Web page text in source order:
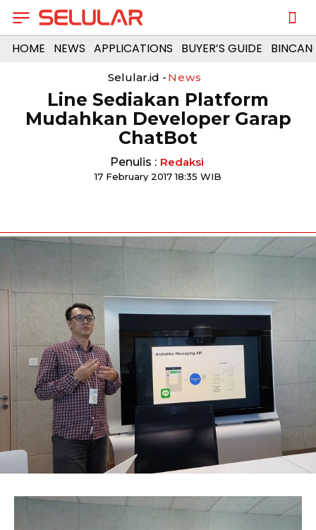
HOME NEWS APPLICATIONS BUYER’S GUIDE
Selular.id - News
Line Sediakan Platform
Mudahkan Developer Garap
ChatBot
Penulis : Redaksi
17 February 2017 18:35 WIB